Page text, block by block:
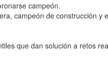
campeón.
campeón de construcción y
que dan solución a retos